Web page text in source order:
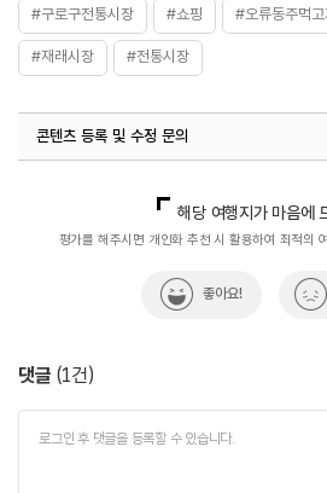
#구로구전통시장 #쇼핑 #오류동주먹고
#재래시장 #전통시장
콘텐츠 등록 및 수정 문의
해당 여행지가 마음에
평가를 해주시면 개인화 추천 시 활용하여 최적의
좋아요!
댓글 (1건)